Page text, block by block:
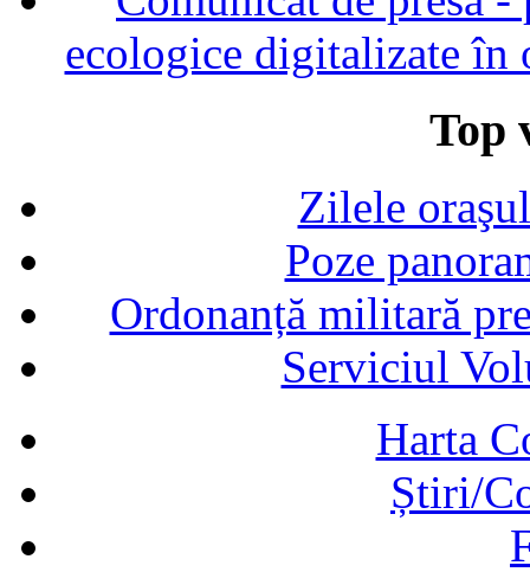
ecologice digitalizate în
Top
Zilele
Poze
Ordonanță militară
Serviciul
Harta
Știri/